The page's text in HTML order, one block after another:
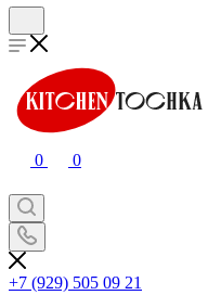
0 0
+7 (929) 505 09 21